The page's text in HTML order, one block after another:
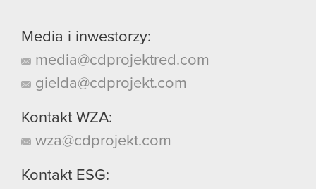
Media i inwestorzy:
media@cdprojektred.com
gielda@cdprojekt.com
Kontakt WZA:
wza@cdprojekt.com
Kontakt ESG: